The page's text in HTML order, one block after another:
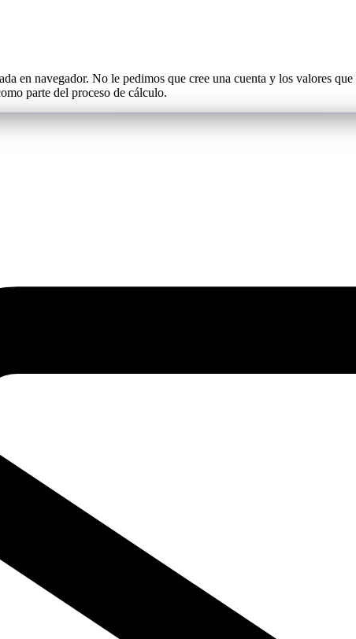
en navegador. No le pedimos que cree una cuenta y los valores
parte del proceso de cálculo.